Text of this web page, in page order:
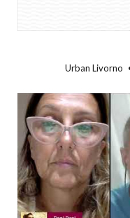
Urban Livorno